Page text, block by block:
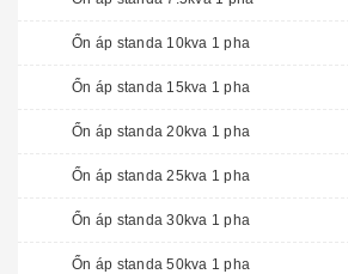
Ổn áp standa 10kva 1 pha
Ổn áp standa 15kva 1 pha
Ổn áp standa 20kva 1 pha
Ổn áp standa 25kva 1 pha
Ổn áp standa 30kva 1 pha
Ổn áp standa 50kva 1 pha